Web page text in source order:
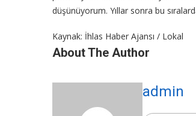
düşünüyorum. Yıllar sonra bu
Kaynak: İhlas Haber Ajansı / Lokal
About The Author
admin